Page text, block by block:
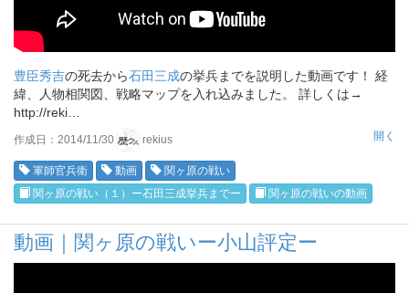
豊臣秀吉の死去から石田三成の挙兵までを説明した動画です！ 経
緯、人物相関図、戦略マップを入れ込みました。 詳しくは→
http://reki…
作成日：2014/11/30 rekius 開く
軍師官兵衛 動画
関ヶ原の戦い
関ヶ原の戦い（１）ー石田三成挙兵までー
関ヶ原の戦いの動画
動画｜関ヶ原の戦いー小山評定ー